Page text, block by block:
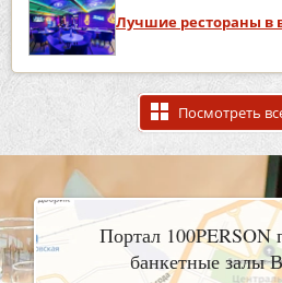
Лучшие рестораны в
Посмотреть
Портал 100PERSON
банкетные залы